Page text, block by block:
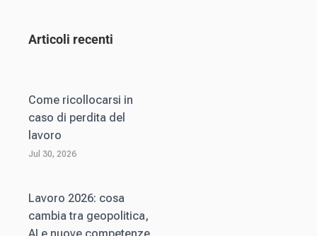
Articoli recenti
Come ricollocarsi in
caso di perdita del
lavoro
Jul 30, 2026
Lavoro 2026: cosa
cambia tra geopolitica,